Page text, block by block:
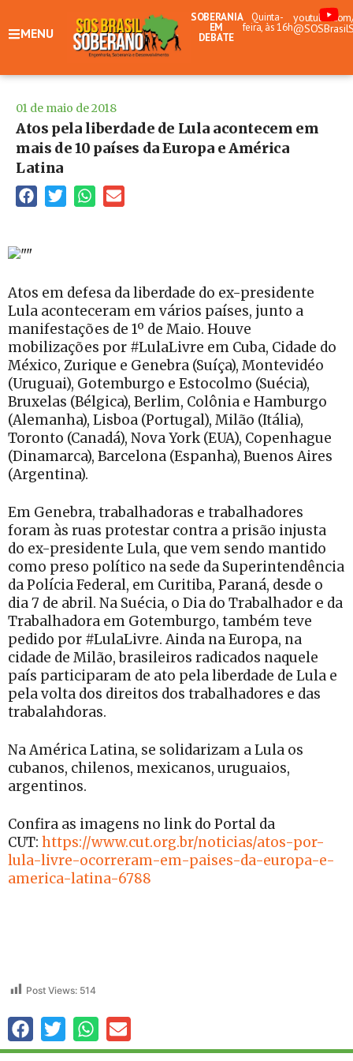
MENU
SOBERANIA
EM
DEBATE
Quinta-
feira, às 16h
01 de maio de 2018
Atos pela liberdade de Lula acontecem em
mais de 10 países da Europa e América
Latina
Atos em defesa da liberdade do ex-presidente
Lula aconteceram em vários países, junto a
manifestações de 1º de Maio. Houve
mobilizações por #LulaLivre em Cuba, Cidade do
México, Zurique e Genebra (Suíça), Montevidéo
(Uruguai), Gotemburgo e Estocolmo (Suécia),
Bruxelas (Bélgica), Berlim, Colônia e Hamburgo
(Alemanha), Lisboa (Portugal), Milão (Itália),
Toronto (Canadá), Nova York (EUA), Copenhague
(Dinamarca), Barcelona (Espanha), Buenos Aires
(Argentina).
Em Genebra, trabalhadoras e trabalhadores
foram às ruas protestar contra a prisão injusta
do ex-presidente Lula, que vem sendo mantido
como preso político na sede da Superintendência
da Polícia Federal, em Curitiba, Paraná, desde o
dia 7 de abril. Na Suécia, o Dia do Trabalhador e da
Trabalhadora em Gotemburgo, também teve
pedido por #LulaLivre. Ainda na Europa, na
cidade de Milão, brasileiros radicados naquele
país participaram de ato pela liberdade de Lula e
pela volta dos direitos dos trabalhadores e das
trabalahdoras.
Na América Latina, se solidarizam a Lula os
cubanos, chilenos, mexicanos, uruguaios,
argentinos.
Confira as imagens no link do Portal da
CUT: https://www.cut.org.br/noticias/atos-por-
lula-livre-ocorreram-em-paises-da-europa-e-
america-latina-6788
Post Views: 514